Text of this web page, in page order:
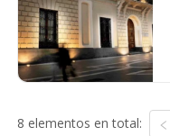
8 elementos en total: